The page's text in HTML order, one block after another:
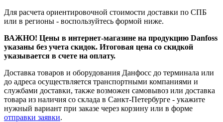
Для расчета ориентировочной стоимости доставки по СПБ
или в регионы - воспользуйтесь формой ниже.
ВАЖНО! Цены в интернет-магазине на продукцию Danfoss
указаны без учета скидок. Итоговая цена со скидкой
указывается в счете на оплату.
Доставка товаров и оборудования Данфосс до терминала или
до адреса осуществляется транспортными компаниями и
службами доставки, также возможен самовывоз или доставка
товара из наличия со склада в Санкт-Петербурге - укажите
нужный вариант при заказе через корзину или в форме
отправки заявки.